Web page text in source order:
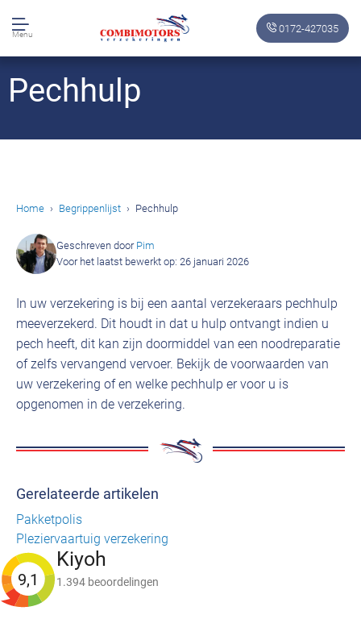
Menu 0172-427035
Pechhulp
Home Begrippenlijst Pechhulp
Geschreven door Pim
Voor het laatst bewerkt op: 26 januari 2026
In uw verzekering is bij een aantal verzekeraars pechhulp
meeverzekerd. Dit houdt in dat u hulp ontvangt indien u
pech heeft, dit kan zijn doormiddel van een noodreparatie
of zelfs vervangend vervoer. Bekijk de voorwaarden van
uw verzekering of en welke pechhulp er voor u is
opgenomen in de verzekering.
Gerelateerde artikelen
Pakketpolis
Pleziervaartuig verzekering
9,1
Kiyoh
1.394 beoordelingen